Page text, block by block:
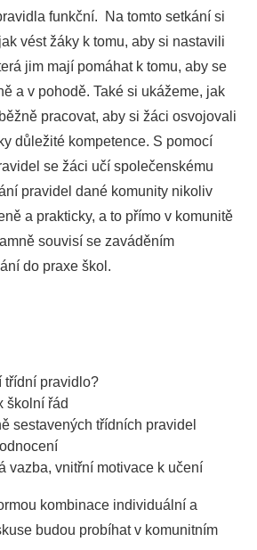
funkční. Na tomto setkání si
vést žáky k tomu, aby si nastavili
jim mají pomáhat k tomu, aby se
a v pohodě. Také si ukážeme, jak
pracovat, aby si žáci osvojovali
důležité kompetence. S pomocí
se žáci učí společenskému
pravidel dané komunity nikoliv
a prakticky, a to přímo v komunitě
souvisí se zaváděním
do praxe škol.
třídní pravidlo?
školní řád
sestavených třídních pravidel
vazba, vnitřní motivace k učení
kombinace individuální a
budou probíhat v komunitním